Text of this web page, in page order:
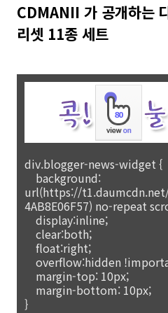
CDMANII 가 공개하는
리셋 11종 세트
div.blogger-news-widget {
background:
url(https://
4AB8E06F57) no-repeat
display:inline;
clear:both;
float:right;
overflow:hidden
margin-top: 10px;
margin-bottom: 10px;
}